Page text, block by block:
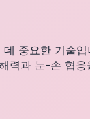
중요한 기술
력과 눈-손 협응